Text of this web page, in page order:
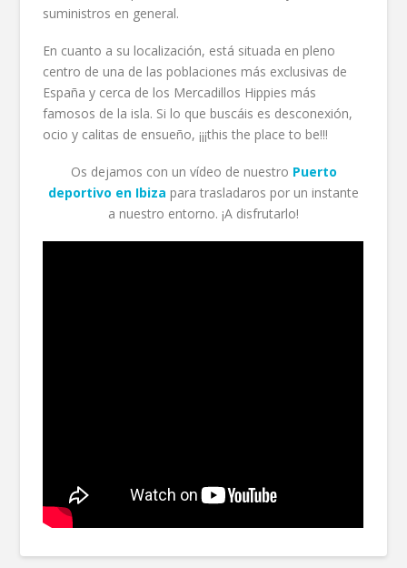
suministros en general.
En cuanto a su localización, está situada en pleno
centro de una de las poblaciones más exclusivas de
España y cerca de los Mercadillos Hippies más
famosos de la isla. Si lo que buscáis es desconexión,
ocio y calitas de ensueño, ¡¡¡this the place to be!!!
Os dejamos con un vídeo de nuestro Puerto
deportivo en Ibiza para trasladaros por un instante
a nuestro entorno. ¡A disfrutarlo!